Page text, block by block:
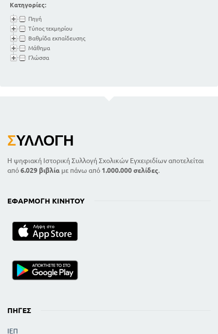
Κατηγορίες:
Πηγή
Τύπος τεκμηρίου
Βαθμίδα εκπαίδευσης
Μάθημα
Γλώσσα
ΣΥΛΛΟΓΉ
Η ψηφιακή Ιστορική Συλλογή Σχολικών Εγχειριδίων αποτελείται
από6.029 βιβλία με πάνω από 1.000.000 σελίδες.
ΕΦΑΡΜΟΓΉ ΚΙΝΗΤΟΎ
ΠΗΓΈΣ
ΙΕΠ